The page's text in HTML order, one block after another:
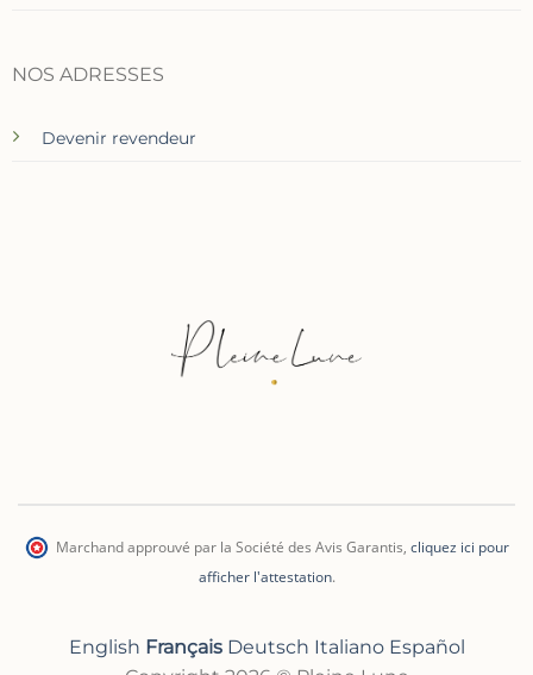
NOS ADRESSES
Devenir revendeur
Marchand approuvé par la Société des Avis Garantis, cliquez ici pour
afficher l'attestation.
English Français Deutsch Italiano Español